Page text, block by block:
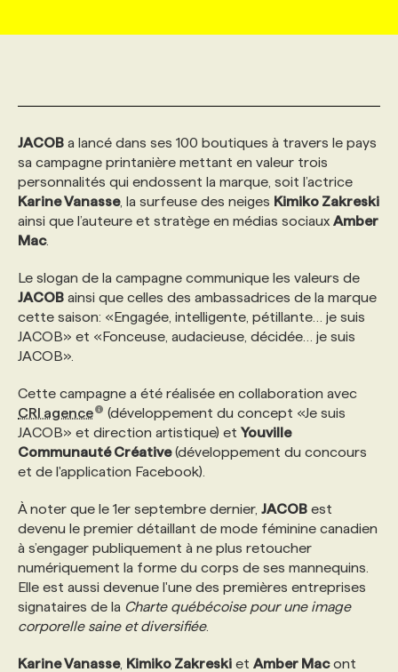
AFFAIRES DE L'INDUSTRIE
INITIATIVES NUMÉRIQUES
PRIX ET DISTINCTIONS
TENDANCES
WEB & MÉDIAS SOCIAUX
MARKETING DURABLE
GEO/SEO
ÉVÉNEMENTIEL
NOS AUTEUR‧RICES
INFOLETTRE PUBLICITÉ
ANNONCEZ AVEC NOUS
CONSULTER LA CVTHÈQUE
PROFIL ENTREPRISE
FAQ
ANNONCEZ AVEC NOUS
VOIR LES OFFRES
PROFIL CANDIDAT
FAQ
ANNONCEZ AVEC NOUS
NOS FORMATIONS EN LIGNE
NOS PARCOURS DE FORMATIONS
FORMATIONS PERSONNALISÉES
NOS FORMATEUR‧RICES
POURQUOI CHOISIR NOS FORMATIONS
PROGRAMMES DE SUBVENTIONS
ANNONCEZ AVEC NOUS
CHASSE DE TÊTE
SERVICE DE CHASSE DE TÊTE
NOS TARIFS
NOS EXPERTISES
FAQ
JACOB a lancé dans ses 100 boutiques à travers le pays
sa campagne printanière mettant en valeur trois
personnalités qui endossent la marque, soit l’actrice
Karine Vanasse, la surfeuse des neiges Kimiko Zakreski
ainsi que l’auteure et stratège en médias sociaux Amber
Mac.
Le slogan de la campagne communique les valeurs de
JACOB ainsi que celles des ambassadrices de la marque
cette saison: «Engagée, intelligente, pétillante… je suis
JACOB» et «Fonceuse, audacieuse, décidée… je suis
JACOB».
Cette campagne a été réalisée en collaboration avec
CRI agence
(développement du concept «Je suis
JACOB» et direction artistique) et Youville
Communauté Créative(développement du concours
et de l'application Facebook).
À noter que le 1er septembre dernier, JACOB est
devenu le premier détaillant de mode féminine canadien
à s’engager publiquement à ne plus retoucher
numériquement la forme du corps de ses mannequins.
Elle est aussi devenue l'une des premières entreprises
signataires de la Charte québécoise pour une image
corporelle saine et diversifiée.
Karine Vanasse, Kimiko Zakreski et Amber Macont